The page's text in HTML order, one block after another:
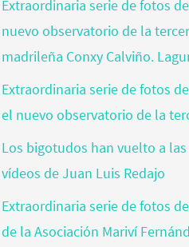
Extraordinaria serie de fotos
nuevo observatorio de la
madrileña Conxy Calviño.
Extraordinaria serie de fotos
el nuevo observatorio de la
Los bigotudos han vuelto a
vídeos de Juan Luis Redajo
Extraordinaria serie de fotos
de la Asociación Mariví